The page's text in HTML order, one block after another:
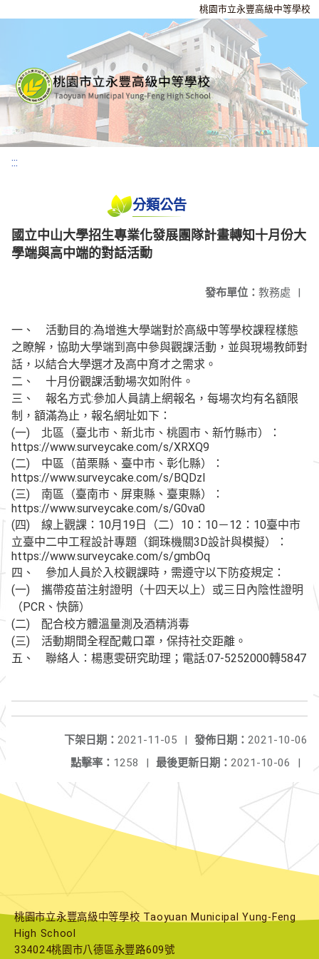
桃園市立永豐高級中等學校
:::
分類公告
國立中山大學招生專業化發展團隊計畫轉知十月份大
學端與高中端的對話活動
發布單位： 教務處 |
一、 活動目的:為增進大學端對於高級中等學校課程樣態
之瞭解，協助大學端到高中參與觀課活動，並與現場教師對
話，以結合大學選才及高中育才之需求。
二、 十月份觀課活動場次如附件。
三、 報名方式:參加人員請上網報名，每場次均有名額限
制，額滿為止，報名網址如下：
(一) 北區（臺北市、新北市、桃園市、新竹縣市）：
https://www.surveycake.com/s/XRXQ9
(二) 中區（苗栗縣、臺中市、彰化縣）：
https://www.surveycake.com/s/BQDzl
(三) 南區（臺南市、屏東縣、臺東縣）：
https://www.surveycake.com/s/G0va0
(四) 線上觀課：10月19日（二）10：10－12：10臺中市
立臺中二中工程設計專題（鋼珠機關3D設計與模擬）：
https://www.surveycake.com/s/gmbOq
四、 參加人員於入校觀課時，需遵守以下防疫規定：
(一) 攜帶疫苗注射證明（十四天以上）或三日內陰性證明
（PCR、快篩）
(二) 配合校方體溫量測及酒精消毒
(三) 活動期間全程配戴口罩，保持社交距離。
五、 聯絡人：楊惠雯研究助理；電話:07-5252000轉5847
發佈日期： 2021-10-06
下架日期： 2021-11-05
|
最後更新日期： 2021-10-06 |
點擊率： 1258 |
桃園市立永豐高級中等學校 Taoyuan Municipal Yung-Feng
High School
334024桃園市八德區永豐路609號